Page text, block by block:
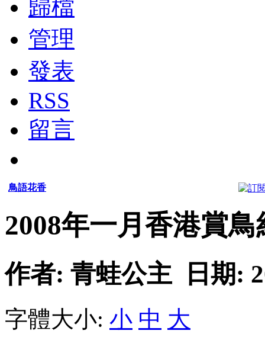
歸檔
管理
發表
RSS
留言
鳥語花香
2008年一月香港賞鳥
作者: 青蛙公主 日期:
字體大小: 小 中 大